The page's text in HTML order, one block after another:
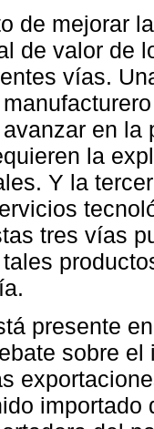
de mejorar
de valor de
vías.
en
la
Y la
tres vías
presente
sobre